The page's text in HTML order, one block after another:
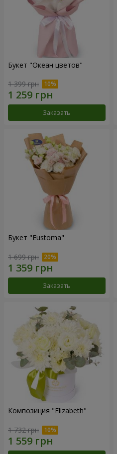
Букет "Океан цветов"
1 399 грн
Заказать
Букет "Eustoma"
1 699 грн
Заказать
Композиция "Elizabeth"
1 732 грн